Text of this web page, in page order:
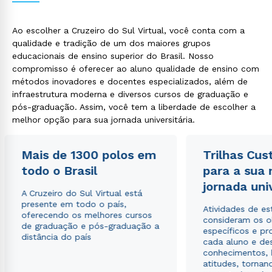
Ao escolher a Cruzeiro do Sul Virtual, você conta com a
qualidade e tradição de um dos maiores grupos
educacionais de ensino superior do Brasil. Nosso
compromisso é oferecer ao aluno qualidade de ensino com
métodos inovadores e docentes especializados, além de
infraestrutura moderna e diversos cursos de graduação e
pós-graduação. Assim, você tem a liberdade de escolher a
melhor opção para sua jornada universitária.
Mais de 1300 polos em
todo o Brasil
A Cruzeiro do Sul Virtual está
presente em todo o país,
oferecendo os melhores cursos
de graduação e pós-graduação a
distância do país
Trilhas
para a sua
jornada
Atividades de
consideram os
específicos e
cada aluno e
conhecimentos,
atitudes,
Rápido e fácil
WhatsApp
Estou de acordo com aPolítica de Privacidade.e
autorizo que meus dados sejam utilizados para o